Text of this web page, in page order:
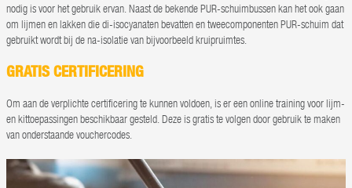
nodig is voor het gebruik ervan. Naast de bekende PUR-schuimbussen kan het ook gaan
om lijmen en lakken die di-isocyanaten bevatten en tweecomponenten PUR-schuim dat
gebruikt wordt bij de na-isolatie van bijvoorbeeld kruipruimtes.
GRATIS CERTIFICERING
Om aan de verplichte certificering te kunnen voldoen, is er een online training voor lijm-
en kittoepassingen beschikbaar gesteld. Deze is gratis te volgen door gebruik te maken
van onderstaande vouchercodes.